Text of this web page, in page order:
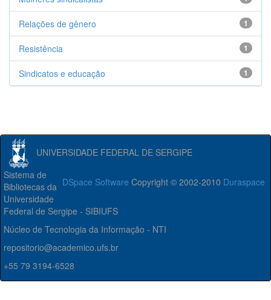
1
Relações de gênero
1
Resistência
1
Sindicatos e educação
UNIVERSIDADE FEDERAL DE SERGIPE
DSpace Software Copyright © 2002-2010 Duraspace
Sistema de
Bibliotecas da
Universidade
Federal de Sergipe - SIBIUFS
Núcleo de Tecnologia da Informação - NTI
repositorio@academico.ufs.br
+55 79 3194-6528